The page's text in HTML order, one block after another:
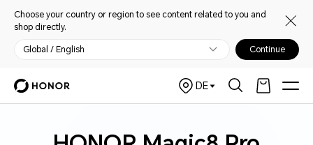
Choose your country or region to see content related to you and
shop directly.
Global / English Continue
DE